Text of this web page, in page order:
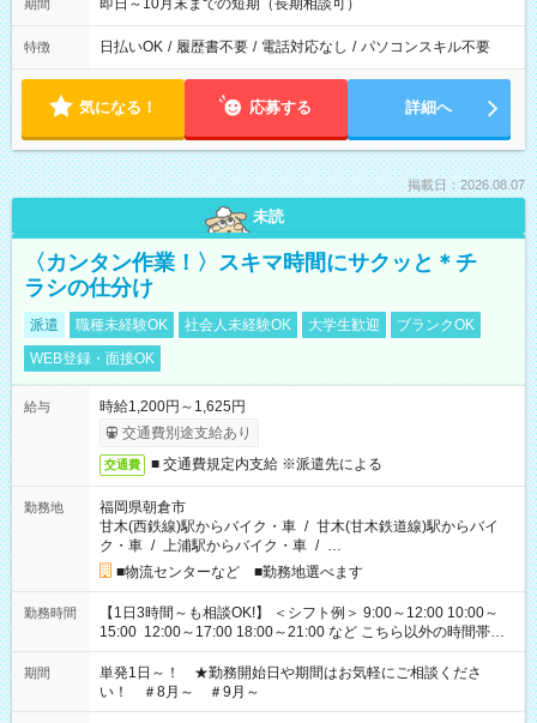
期間 即日～10月末までの短期（長期相談可）
特徴 日払いOK / 履歴書不要 / 電話対応なし / パソコンスキル不要
気になる！ 応募する 詳細へ
掲載日：2026.08.07
未読
〈カンタン作業！〉スキマ時間にサクッと＊チ
ラシの仕分け
派遣 職種未経験OK 社会人未経験OK 大学生歓迎
ブランクOK
WEB登録・面接OK
給与
時給1,200円～1,625円
交通費別途支給あり
交通費 ■ 交通費規定内支給 ※派遣先による
勤務地
福岡県朝倉市
甘木(西鉄線)駅からバイク・車 / 甘木(甘木鉄道線)駅からバイ
ク・車 / 上浦駅からバイク・車 / …
■物流センターなど ■勤務地選べます
勤務時間
【1日3時間～も相談OK!】 ＜シフト例＞ 9:00～12:00 10:00～
15:00 12:00～17:00 18:00～21:00 など こちら以外の時間帯も
お気軽にご相談ください！
期間
単発1日～！ ★勤務開始日や期間はお気軽にご相談くださ
い！ ＃8月～ ＃9月～